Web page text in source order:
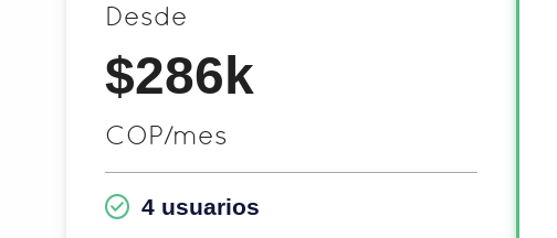
Desde
$286k
COP/mes
4 usuarios